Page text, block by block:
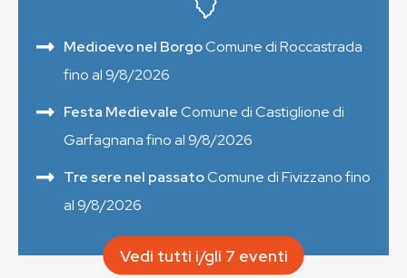
Medioevo nel BorgoComune di Roccastrada
fino al 9/8/2026
Festa MedievaleComune di Castiglione di
Garfagnana fino al 9/8/2026
Tre sere nel passatoComune di Fivizzano fino
al 9/8/2026
Vedi tutti i/gli 7 eventi